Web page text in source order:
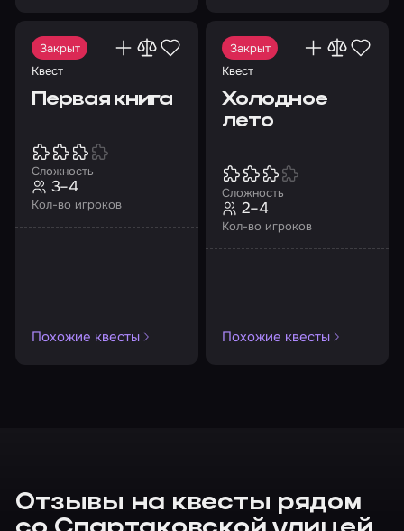
Закрыт
Квест
Первая книга
Сложность
Кол-во игроков
3–4
Похожие квесты
Закрыт
Квест
Холодное
лето
Сложность
Кол-во игроков
2–4
Похожие квесты
Отзывы на квесты рядом